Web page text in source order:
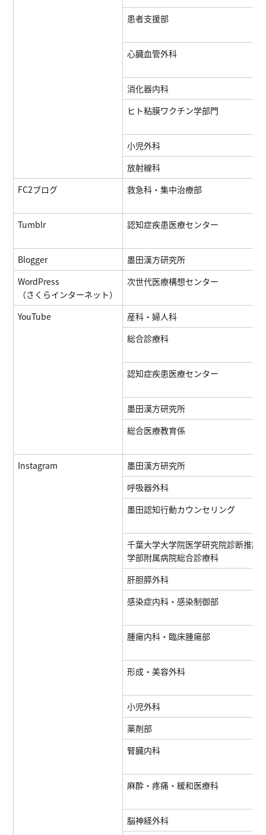
患者支援部
心臓血管外科
消化器内科
ヒト粘膜ワクチン学部門
小児外科
放射線科
FC2ブログ
救急科・集中治療部
Tumblr 認知症疾患医療センター
Blogger
墨田漢方研究所
WordPress
（さくらインターネット）
次世代医療構想センター
YouTube
産科・婦人科
総合診療科
認知症疾患医療センター
墨田漢方研究所
総合医療教育係
Instagram
墨田漢方研究所
呼吸器外科
墨田認知行動カウンセリング
千葉大学大学院医学研究院診断推論
学部附属病院総合診療科
肝胆膵外科
感染症内科・感染制御部
腫瘍内科・臨床腫瘍部
形成・美容外科
小児外科
薬剤部
腎臓内科
麻酔・疼痛・緩和医療科
脳神経外科